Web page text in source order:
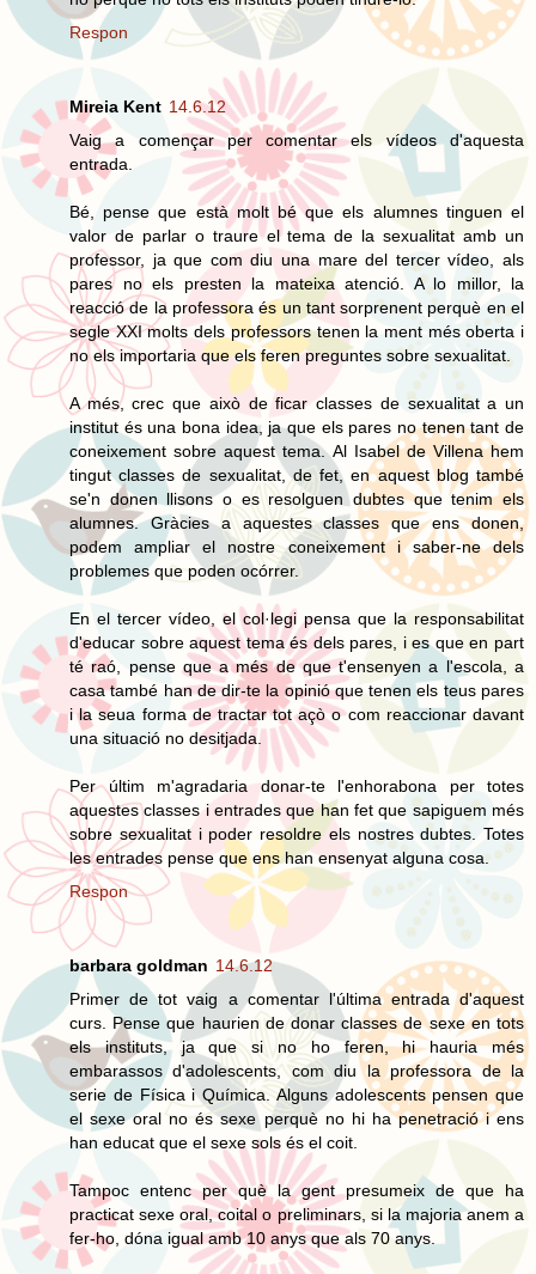
Respon
Mireia Kent 14.6.12
Vaig a començar per comentar els vídeos d'aquesta
entrada.
Bé, pense que està molt bé que els alumnes tinguen el
valor de parlar o traure el tema de la sexualitat amb un
professor, ja que com diu una mare del tercer vídeo, als
pares no els presten la mateixa atenció. A lo millor, la
reacció de la professora és un tant sorprenent perquè en el
segle XXI molts dels professors tenen la ment més oberta i
no els importaria que els feren preguntes sobre sexualitat.
A més, crec que això de ficar classes de sexualitat a un
institut és una bona idea, ja que els pares no tenen tant de
coneixement sobre aquest tema. Al Isabel de Villena hem
tingut classes de sexualitat, de fet, en aquest blog també
se'n donen llisons o es resolguen dubtes que tenim els
alumnes. Gràcies a aquestes classes que ens donen,
podem ampliar el nostre coneixement i saber-ne dels
problemes que poden ocórrer.
En el tercer vídeo, el col·legi pensa que la responsabilitat
d'educar sobre aquest tema és dels pares, i es que en part
té raó, pense que a més de que t'ensenyen a l'escola, a
casa també han de dir-te la opinió que tenen els teus pares
i la seua forma de tractar tot açò o com reaccionar davant
una situació no desitjada.
Per últim m'agradaria donar-te l'enhorabona per totes
aquestes classes i entrades que han fet que sapiguem més
sobre sexualitat i poder resoldre els nostres dubtes. Totes
les entrades pense que ens han ensenyat alguna cosa.
Respon
barbara goldman 14.6.12
Primer de tot vaig a comentar l'última entrada d'aquest
curs. Pense que haurien de donar classes de sexe en tots
els instituts, ja que si no ho feren, hi hauria més
embarassos d'adolescents, com diu la professora de la
serie de Física i Química. Alguns adolescents pensen que
el sexe oral no és sexe perquè no hi ha penetració i ens
han educat que el sexe sols és el coit.
Tampoc entenc per què la gent presumeix de que ha
practicat sexe oral, coital o preliminars, si la majoria anem a
fer-ho, dóna igual amb 10 anys que als 70 anys.